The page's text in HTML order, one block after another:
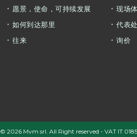
愿景，使命，可持续发展
如何到达那里
往来
现场
代表处
询价
© 2026 Mvm srl. All Right reserved - VAT IT